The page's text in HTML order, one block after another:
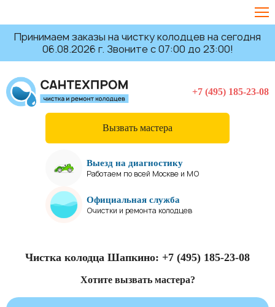
Принимаем заказы на чистку колодцев на сегодня
06.08.2026 г. Звоните с 07:00 до 23:00!
Вызвать мастера
Выезд на диагностику
Работаем по всей Москве и МО
Официальная служба
Очистки и ремонта колодцев
+7 (495) 185-23-08
Чистка колодца Шапкино: +7 (495) 185-23-08
Хотите вызвать мастера?